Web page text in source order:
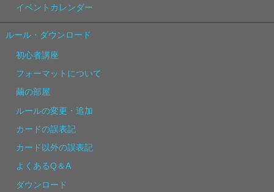
イベントカレンダー
ルール・ダウンロード
初心者講座
フォーマットについて
繭の部屋
ルールの変更・追加
カードの誤表記
カード以外の誤表記
よくあるQ＆A
ダウンロード